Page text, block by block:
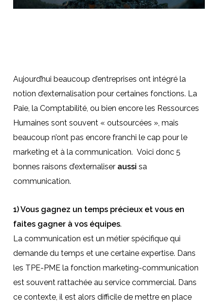
Aujourd’hui beaucoup d’entreprises ont intégré la
notion d’externalisation pour certaines fonctions. La
Paie, la Comptabilité, ou bien encore les Ressources
Humaines sont souvent « outsourcées », mais
beaucoup n’ont pas encore franchi le cap pour le
marketing et à la communication. Voici donc 5
bonnes raisons d’externaliser aussi sa
communication.
1) Vous gagnez un temps précieux et vous en
faites gagner à vos équipes.
La communication est un métier spécifique qui
demande du temps et une certaine expertise. Dans
les TPE-PME la fonction marketing-communication
est souvent rattachée au service commercial. Dans
ce contexte, il est alors difficile de mettre en place